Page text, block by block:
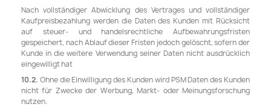
Nach vollständiger Abwicklung des Vertrages und vollständiger
Kaufpreisbezahlung werden die Daten des Kunden mit Rücksicht
auf steuer- und handelsrechtliche Aufbewahrungsfristen
gespeichert, nach Ablauf dieser Fristen jedoch gelöscht, sofern der
Kunde in die weitere Verwendung seiner Daten nicht ausdrücklich
eingewilligt hat
10.2. Ohne die Einwilligung des Kunden wird PSM Daten des Kunden
nicht für Zwecke der Werbung, Markt- oder Meinungsforschung
nutzen.